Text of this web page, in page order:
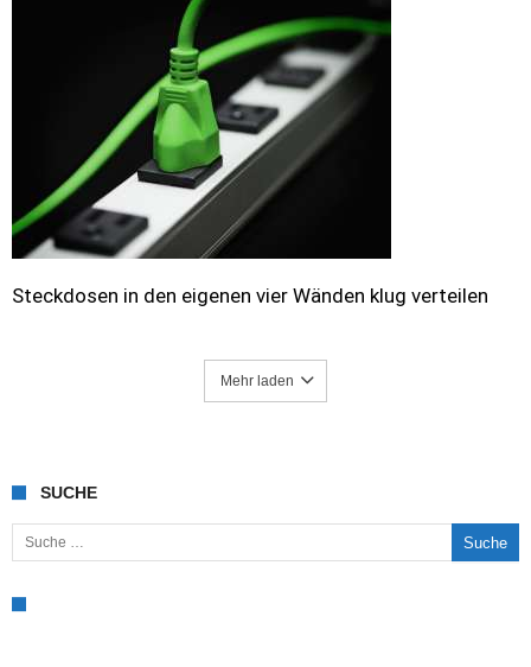
Steckdosen in den eigenen vier Wänden klug verteilen
Mehr laden
SUCHE
Suche nach: